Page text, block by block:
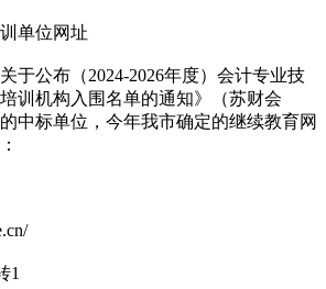
单位网址
于公布（2024-2026年度）会计专业技
训机构入围名单的通知》（苏财会
的中标单位，今年我市确定的继续教育网
1